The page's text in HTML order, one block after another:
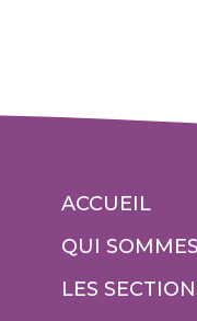
ACCUEIL
QUI
LES